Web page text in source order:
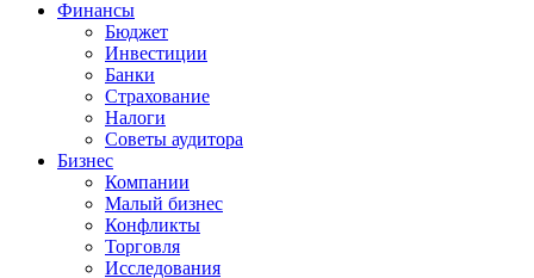
Финансы
Бюджет
Инвестиции
Банки
Страхование
Налоги
Советы аудитора
Бизнес
Компании
Малый бизнес
Конфликты
Торговля
Исследования